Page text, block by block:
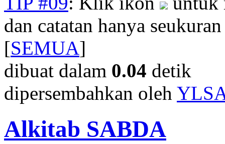
dan catatan hanya
[SEMUA]
dibuat dalam 0.04 detik
dipersembahkan oleh
Alkitab SABDA